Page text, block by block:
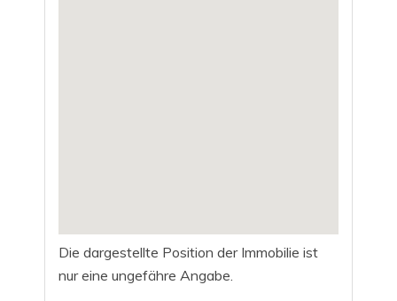
Die dargestellte Position der Immobilie ist
nur eine ungefähre Angabe.